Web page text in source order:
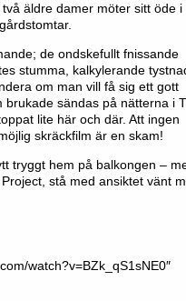
äldre damer möter sitt öde i
de ondskefullt fnissande
stumma, kalkylerande
om man vill få sig ett gott
sändas på nätterna i
lite här och där. Att ingen
skräckfilm är en skam!
tryggt hem på balkongen –
stå med ansiktet vänt
watch?v=BZk_qS1sNE0″